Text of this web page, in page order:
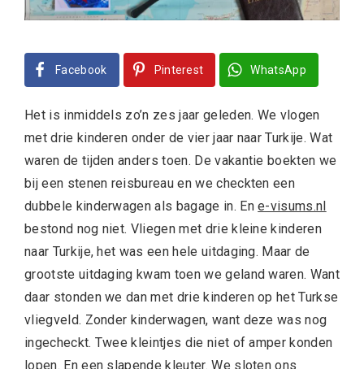
Facebook Pinterest WhatsApp
Het is inmiddels zo’n zes jaar geleden. We vlogen
met drie kinderen onder de vier jaar naar Turkije. Wat
waren de tijden anders toen. De vakantie boekten we
bij een stenen reisbureau en we checkten een
dubbele kinderwagen als bagage in. Ene-visums.nl
bestond nog niet. Vliegen met drie kleine kinderen
naar Turkije, het was een hele uitdaging. Maar de
grootste uitdaging kwam toen we geland waren. Want
daar stonden we dan met drie kinderen op het Turkse
vliegveld. Zonder kinderwagen, want deze was nog
ingecheckt. Twee kleintjes die niet of amper konden
lopen. En een slapende kleuter. We sloten ons